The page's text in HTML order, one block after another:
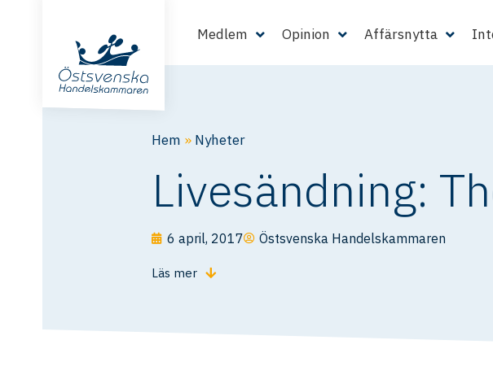
Medlem Opinion Affärsnytta
Hem » Nyheter
Livesändning:
6 april, 2017 Östsvenska Handelskammaren
Läs mer